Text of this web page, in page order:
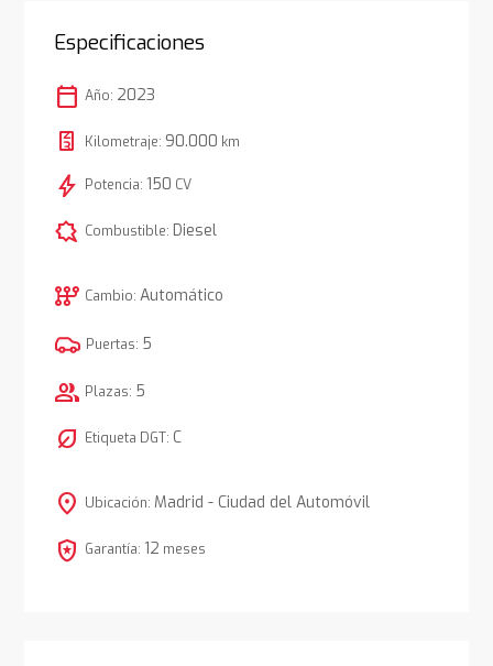
Especificaciones
calendar_today Año: 2023
Kilometraje: 90.000 km
bolt Potencia: 150 CV
comic_bubble Combustible: Diesel
auto_transmission Cambio: Automático
Puertas: 5
group Plazas: 5
nest_eco_leaf Etiqueta DGT: C
location_on Ubicación: Madrid - Ciudad del Automóvil
local_police Garantía: 12 meses